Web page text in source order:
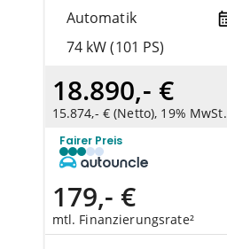
Automatik
74 kW (101 PS)
18.890,- €
15.874,- € (Netto), 19% MwSt.
Fairer Preis
179,- €
mtl. Finanzierungsrate²